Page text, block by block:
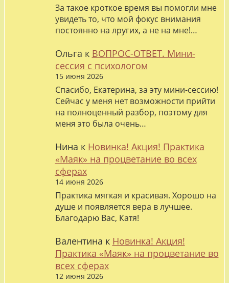
За такое кроткое время вы помогли мне
увидеть то, что мой фокус внимания
постоянно на лругих, а не на мне!…
Ольга к ВОПРОС-ОТВЕТ. Мини-
сессия с психологом
15 июня 2026
Спасибо, Екатерина, за эту мини-сессию!
Сейчас у меня нет возможности прийти
на полноценный разбор, поэтому для
меня это была очень…
Нина к Новинка! Акция! Практика
«Маяк» на процветание во всех
сферах
14 июня 2026
Практика мягкая и красивая. Хорошо на
душе и появляется вера в лучшее.
Благодарю Вас, Катя!
Валентина к Новинка! Акция!
Практика «Маяк» на процветание во
всех сферах
12 июня 2026